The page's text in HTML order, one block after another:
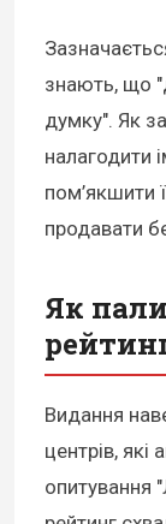
знають, що
думку". Як
налагодити
пом’якшити
продавати
Як
Видання
центрів,
опитування